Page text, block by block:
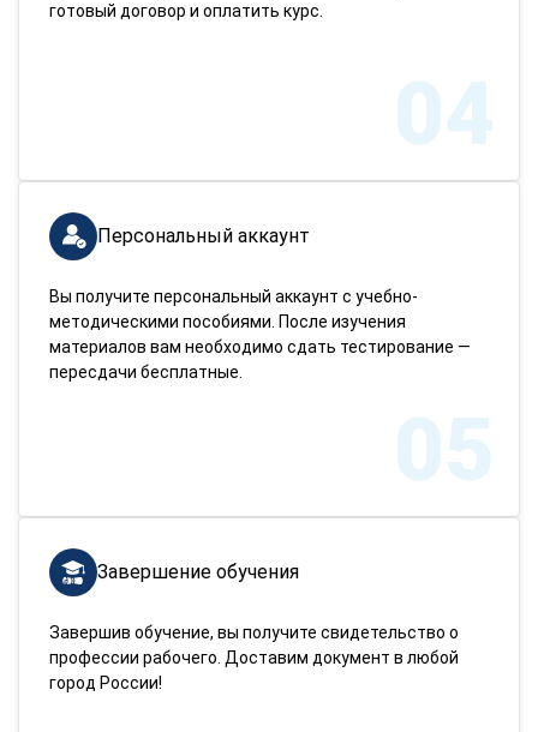
готовый договор и оплатить курс.
04
Персональный аккаунт
Вы получите персональный аккаунт с учебно-
методическими пособиями. После изучения
материалов вам необходимо сдать тестирование —
пересдачи бесплатные.
05
Завершение обучения
Завершив обучение, вы получите свидетельство о
профессии рабочего. Доставим документ в любой
город России!